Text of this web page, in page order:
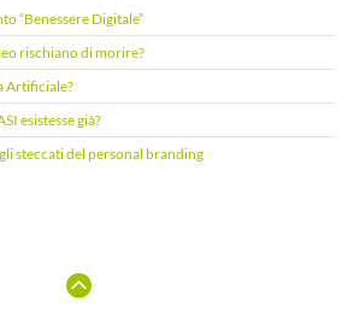
“Benessere Digitale”
rischiano di morire?
Artificiale?
esistesse già?
steccati del personal branding